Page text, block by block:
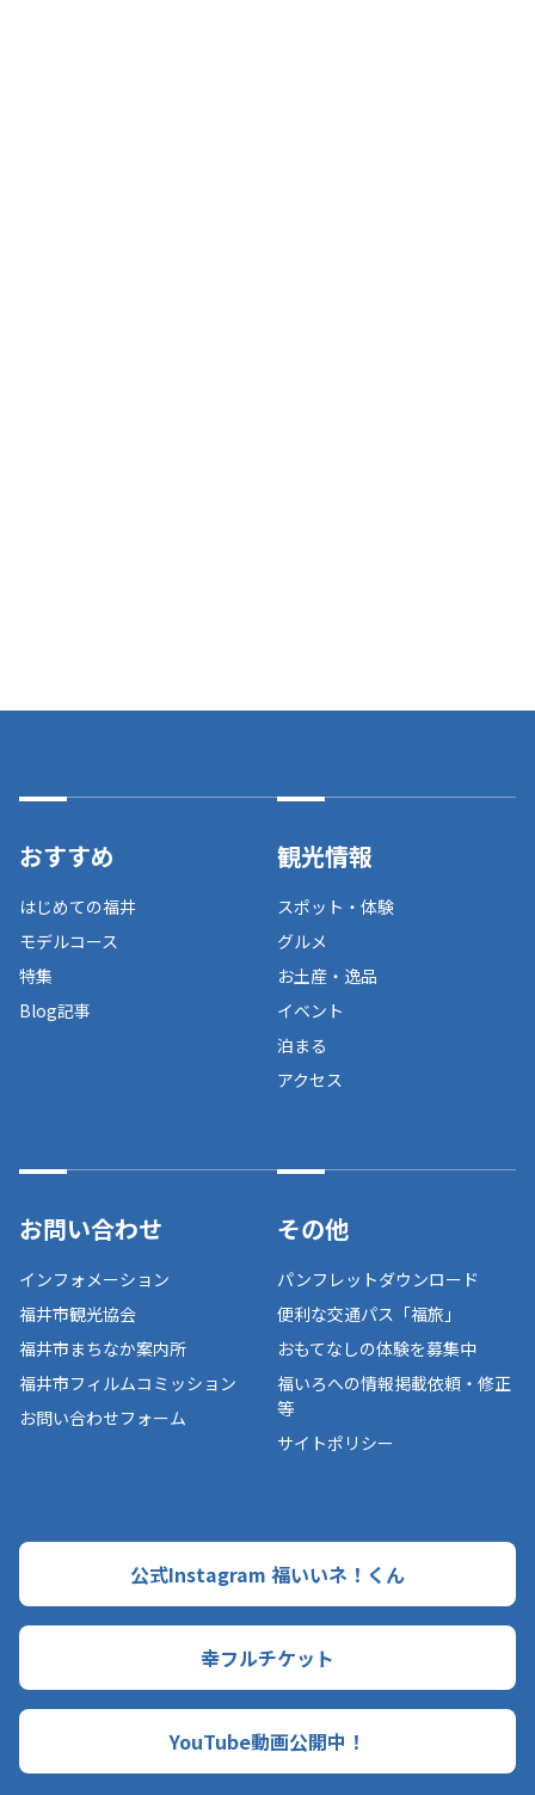
おすすめ
はじめての福井
モデルコース
特集
Blog記事
観光情報
スポット・体験
グルメ
お土産・逸品
イベント
泊まる
アクセス
お問い合わせ
インフォメーション
福井市観光協会
福井市まちなか案内所
福井市フィルムコミッション
お問い合わせフォーム
その他
パンフレットダウンロード
便利な交通パス「福旅」
おもてなしの体験を募集中
福いろへの情報掲載依頼・修正
等
サイトポリシー
公式Instagram 福いいネ！くん
幸フルチケット
YouTube動画公開中！